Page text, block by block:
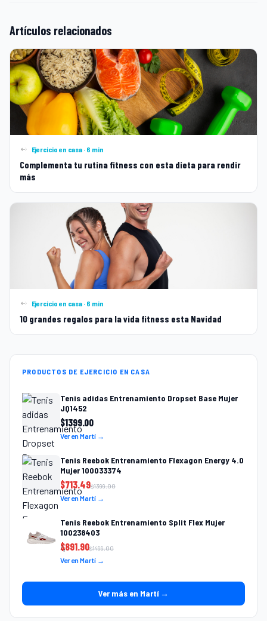
Artículos relacionados
Ejercicio en casa · 6 min
Complementa tu rutina fitness con esta dieta para rendir
más
Ejercicio en casa · 6 min
10 grandes regalos para la vida fitness esta Navidad
PRODUCTOS DE EJERCICIO EN CASA
Tenis adidas Entrenamiento Dropset Base Mujer
JQ1452
$1399.00
Ver en Martí →
Tenis Reebok Entrenamiento Flexagon Energy 4.0
Mujer 100033374
$713.49$1399.00
Ver en Martí →
Tenis Reebok Entrenamiento Split Flex Mujer
100238403
$891.90$1499.00
Ver en Martí →
Ver más en Martí →